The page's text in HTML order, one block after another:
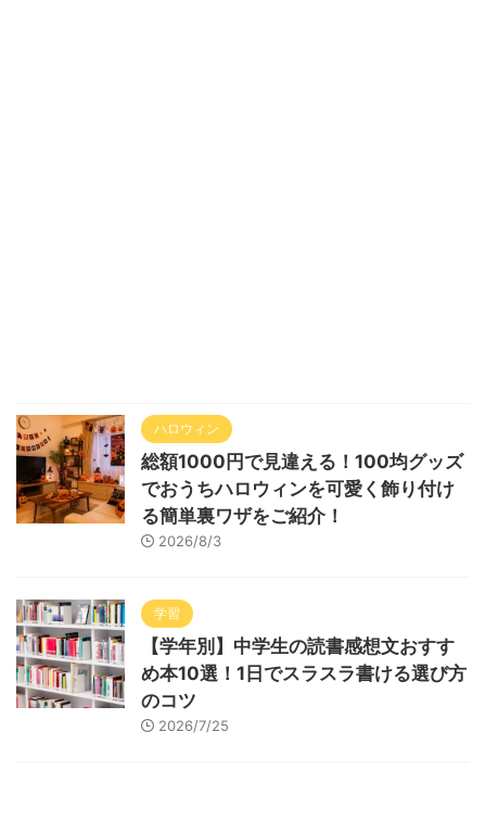
ハロウィン
総額1000円で見違える！100均グッズ
でおうちハロウィンを可愛く飾り付け
る簡単裏ワザをご紹介！
2026/8/3
学習
【学年別】中学生の読書感想文おすす
め本10選！1日でスラスラ書ける選び方
のコツ
2026/7/25